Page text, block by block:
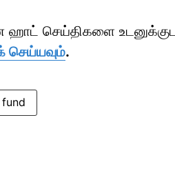
ஹாட் செய்திகளை
செய்யவும்.